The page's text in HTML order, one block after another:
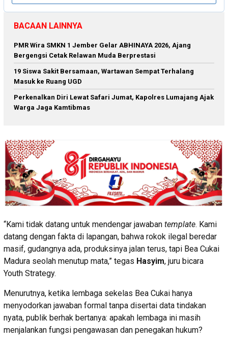
BACAAN LAINNYA
PMR Wira SMKN 1 Jember Gelar ABHINAYA 2026, Ajang
Bergengsi Cetak Relawan Muda Berprestasi
19 Siswa Sakit Bersamaan, Wartawan Sempat Terhalang
Masuk ke Ruang UGD
Perkenalkan Diri Lewat Safari Jumat, Kapolres Lumajang Ajak
Warga Jaga Kamtibmas
“Kami tidak datang untuk mendengar jawaban template. Kami
datang dengan fakta di lapangan, bahwa rokok ilegal beredar
masif, gudangnya ada, produksinya jalan terus, tapi Bea Cukai
Madura seolah menutup mata,” tegas Hasyim, juru bicara
Youth Strategy.
Menurutnya, ketika lembaga sekelas Bea Cukai hanya
menyodorkan jawaban formal tanpa disertai data tindakan
nyata, publik berhak bertanya: apakah lembaga ini masih
menjalankan fungsi pengawasan dan penegakan hukum?